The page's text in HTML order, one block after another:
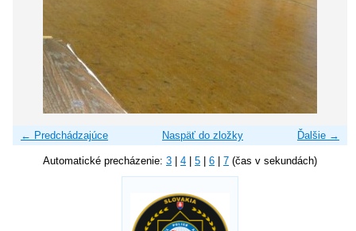
← Predchádzajúce Ďalšie →
Naspäť do zložky
Automatické precházenie: 3 4 5 6 7 (čas v sekundách)